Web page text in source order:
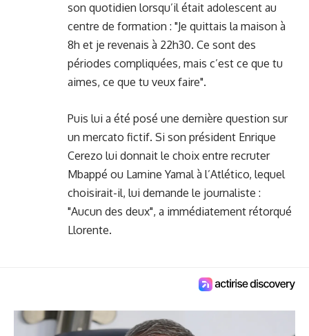
son quotidien lorsqu’il était adolescent au
centre de formation : "Je quittais la maison à
8h et je revenais à 22h30. Ce sont des
périodes compliquées, mais c’est ce que tu
aimes, ce que tu veux faire".
Puis lui a été posé une dernière question sur
un mercato fictif. Si son président Enrique
Cerezo lui donnait le choix entre recruter
Mbappé ou Lamine Yamal à l’Atlético, lequel
choisirait-il, lui demande le journaliste :
"Aucun des deux", a immédiatement rétorqué
Llorente.